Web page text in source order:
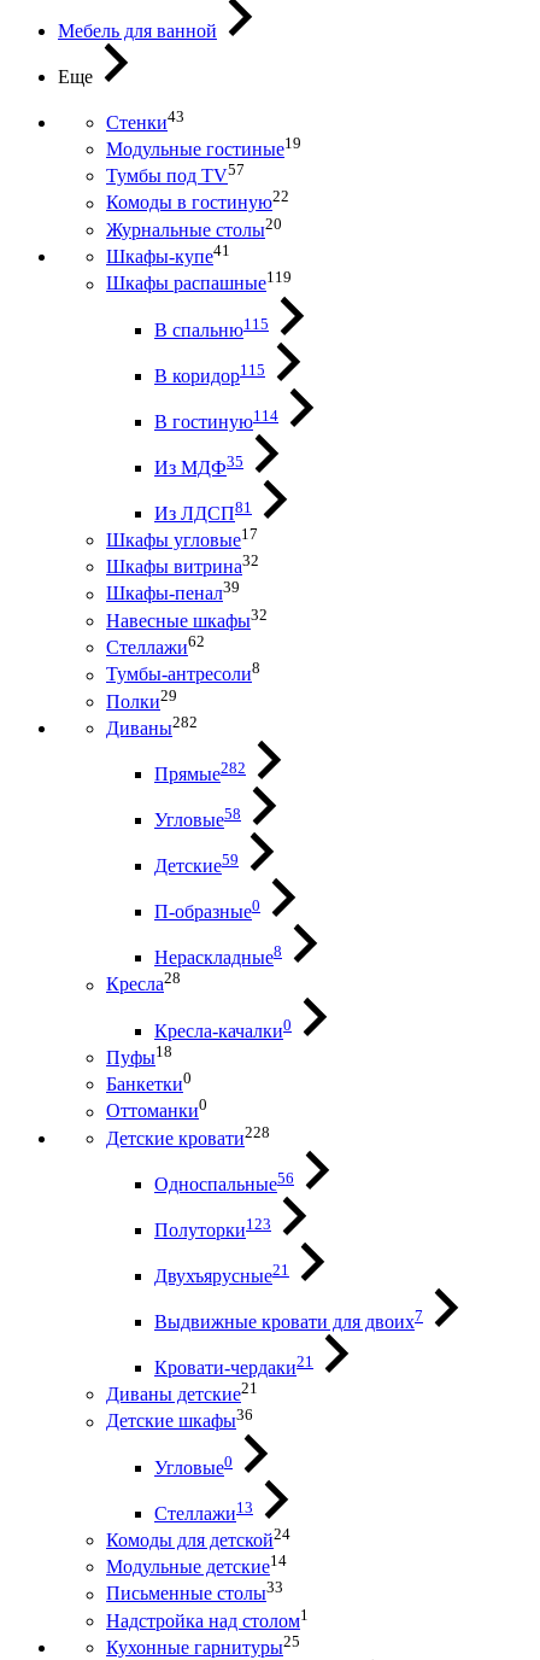
Мебель для ванной
Еще
Стенки43
Модульные гостиные19
Тумбы под ТV57
Комоды в гостиную22
Журнальные столы20
Шкафы-купе41
Шкафы распашные119
В спальню115
В коридор115
В гостиную114
Из МДФ35
Из ЛДСП81
Шкафы угловые17
Шкафы витрина32
Шкафы-пенал39
Навесные шкафы32
Стеллажи62
Тумбы-антресоли8
Полки29
Диваны282
Прямые282
Угловые58
Детские59
П-образные0
Нераскладные8
Кресла28
Кресла-качалки0
Пуфы18
Банкетки0
Оттоманки0
Детские кровати228
Односпальные56
Полуторки123
Двухъярусные21
Выдвижные кровати для двоих7
Кровати-чердаки21
Диваны детские21
Детские шкафы36
Угловые0
Стеллажи13
Комоды для детской24
Модульные детские14
Письменные столы33
Надстройка над столом1
Кухонные гарнитуры25